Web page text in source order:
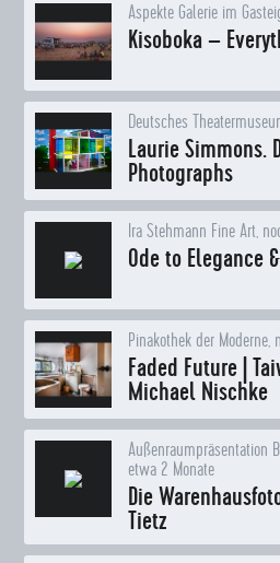
Aspekte Galerie im
Kisoboka –
Deutsches
Laurie Simmons.
Photographs
Ira Stehmann Fine Art,
Ode to Elegance
Pinakothek der
Faded Future |
Michael Nischke
Außenraumpräsentation
etwa 2 Monate
Die
Tietz